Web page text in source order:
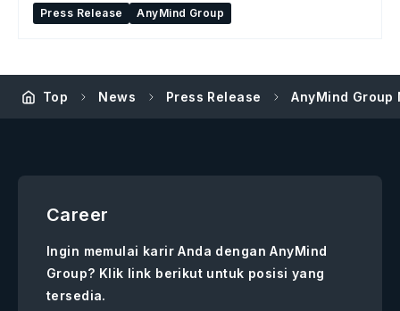
Press Release
AnyMind Group
Top News Press Release AnyMind Group
Career
Ingin memulai karir Anda dengan AnyMind
Group? Klik link berikut untuk posisi yang
tersedia.